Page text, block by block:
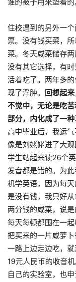
住校遇到的另外一
票。没有钱买菜，
菜。冬天咸菜储存
没有其它选择，有
活着吃了。两年多
现了浮肿。 回想起
不觉中，无论是吃
部分，内化成了一种
高中毕业后，我运
像是刘姥姥进了大
学生站起来读26个
发音都是错的。为
机学英语，因为每
是没有钱，我只好
两分钱的咸菜，说
每天每顿都围在一
把买来的一片咸萝卜
一路上边走边吃，
19元人民币的收音
自己的实验室，也